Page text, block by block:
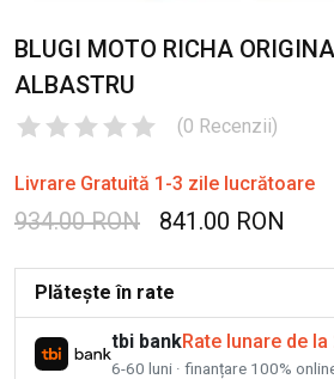
BLUGI MOTO RICHA
ALBASTRU
(0 Recenzii)
Livrare Gratuită 1-3 zile lucrătoare
934.00 RON 841.00 RON
Plătește în rate
tbi bankRate lunare de la
6-60 luni · finanțare 100%